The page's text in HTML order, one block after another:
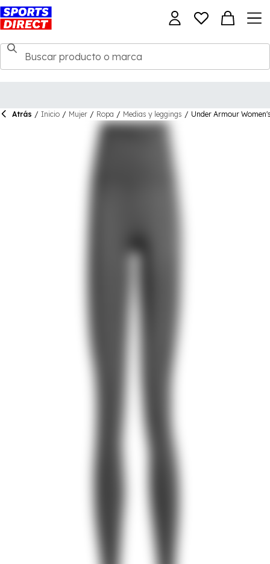
Atrás / Inicio / Mujer / Ropa / Medias y leggings / Under Armour